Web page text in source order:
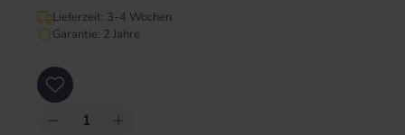
Lieferzeit: 3-4 Wochen
Garantie: 2 Jahre
Produkt Anzahl: Gib den gewünschten Wert ein oder benutze die Schaltflächen